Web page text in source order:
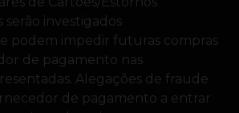
serão investigados
podem impedir futuras compras
de pagamento nas
Alegações de fraude
de pagamento a entrar